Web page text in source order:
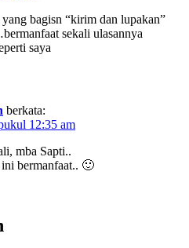
bagisn “kirim dan lupakan”
sekali ulasannya
saya
berkata:
12:35 am
mba Sapti..
bermanfaat.. 🙂